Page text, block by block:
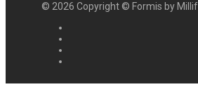
© 2026 Copyright © Formis by